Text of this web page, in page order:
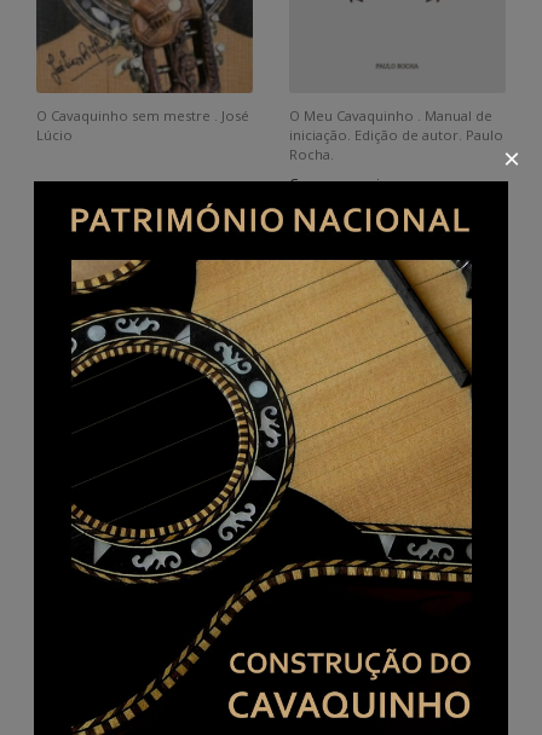
O Cavaquinho sem mestre . José
Lúcio
O Meu Cavaquinho . Manual de
iniciação. Edição de autor. Paulo
Rocha.
Comprar aqui
Método mágico [ Música
impressa] : acordes : cavaquinho
e viola braguesa Eurico A.
Introdução ao Cavaquinho
Português Manual Prático de
×